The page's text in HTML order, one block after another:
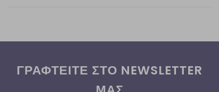
ΓΡΑΦΤΕΙΤΕ ΣΤΟ NEWSLETTER